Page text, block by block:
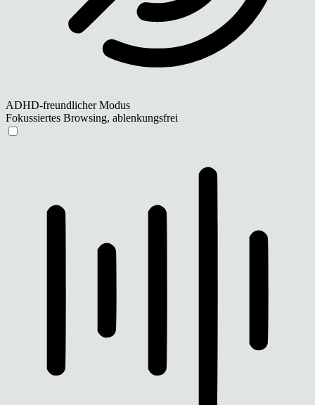
ADHD-freundlicher Modus
Fokussiertes Browsing, ablenkungsfrei